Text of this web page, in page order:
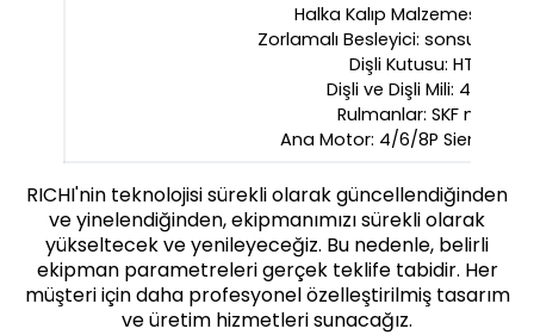
Halka Kalıp Malzemesi: 42
Zorlamalı Besleyici: sonsuz dişli
Dişli Kutusu: HT250
Dişli ve Dişli Mili: 42 CrMo
Rulmanlar: SKF marka
Ana Motor: 4/6/8P Siemens
RICHI'nin teknolojisi sürekli olarak güncellendiğinden
ve yinelendiğinden, ekipmanımızı sürekli olarak
yükseltecek ve yenileyeceğiz. Bu nedenle, belirli
ekipman parametreleri gerçek teklife tabidir. Her
müşteri için daha profesyonel özelleştirilmiş tasarım
ve üretim hizmetleri sunacağız.